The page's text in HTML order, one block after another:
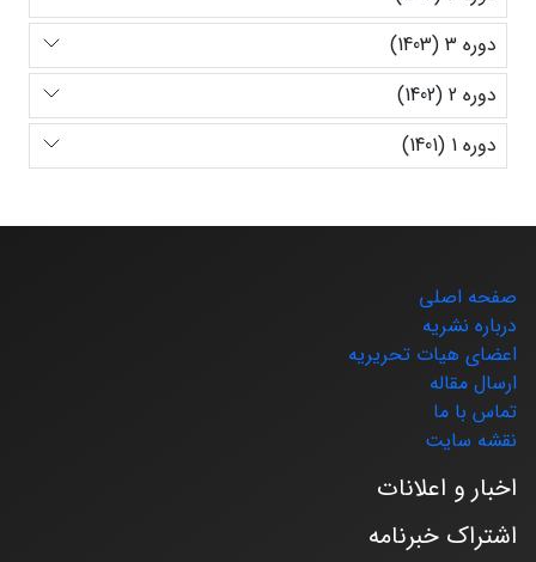
دوره 3 (1403)
دوره 2 (1402)
دوره 1 (1401)
صفحه اصلی
درباره نشریه
اعضای هیات تحریریه
ارسال مقاله
تماس با ما
نقشه سایت
اخبار و اعلانات
اشتراک خبرنامه